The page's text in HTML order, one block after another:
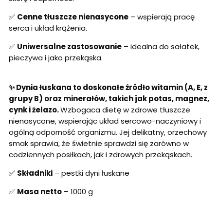
✅ Cenne tłuszcze nienasycone – wspierają pracę
serca i układ krążenia.
✅ Uniwersalne zastosowanie – idealna do sałatek,
pieczywa i jako przekąska.
✨ Dynia łuskana to doskonałe źródło witamin (A, E, z
grupy B) oraz minerałów, takich jak potas, magnez,
cynk i żelazo.Wzbogaca dietę w zdrowe tłuszcze
nienasycone, wspierając układ sercowo-naczyniowy i
ogólną odporność organizmu. Jej delikatny, orzechowy
smak sprawia, że świetnie sprawdzi się zarówno w
codziennych posiłkach, jak i zdrowych przekąskach.
✅ Składniki – pestki dyni łuskane
✅ Masa netto – 1000 g